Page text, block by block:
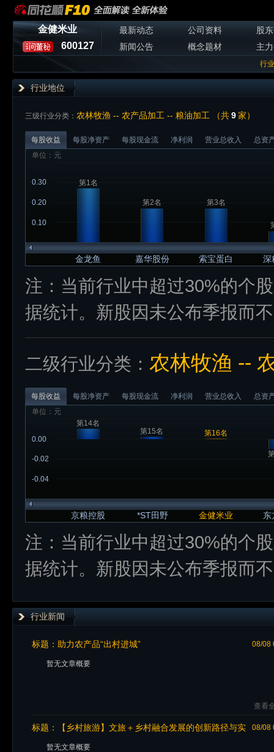
金健米业
600127
最新动态 公司资料
股
新闻公告
概念题材 主
行
行业地位
三级行业分类： 农林牧渔 -- 农产品加工 -- 粮油加工 （共9家）
每股收益 每股净资产 每股现金流 净利润 营业总收入
总资
单位：元
金龙鱼 嘉华股份 索宝蛋白 深
0.10
0.20
0.30 第1名
第2名 第3名
注：当前行业中超过30%的个
据统计。新股因未公布季报而
二级行业分类： 农林牧渔 --
每股收益 每股净资产 每股现金流 净利润 营业总收入
总资
单位：元
京粮控股 *ST田野 金健米业 东
-0.04
-0.02
0.00
第14名
第15名
第16名
注：当前行业中超过30%的个
据统计。新股因未公布季报而
行业新闻
08/08
标题： 助力农产品“出村进城”
暂无文章概要
查看
08/08
标题：
【乡村旅游】文旅＋乡村融合发展的创新路径与实
暂无文章概要